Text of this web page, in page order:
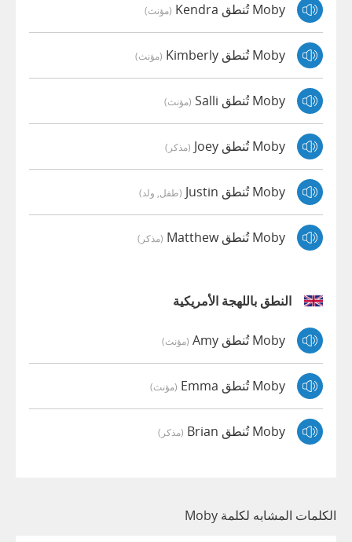
Moby تُنطق Kendra (مؤنث)
Moby تُنطق Kimberly (مؤنث)
Moby تُنطق Salli (مؤنث)
Moby تُنطق Joey (مذكر)
Moby تُنطق Justin (طفل, ولد)
Moby تُنطق Matthew (مذكر)
النطق باللهجة الأمريكية
Moby تُنطق Amy (مؤنث)
Moby تُنطق Emma (مؤنث)
Moby تُنطق Brian (مذكر)
الكلمات المشابه لكلمة Moby